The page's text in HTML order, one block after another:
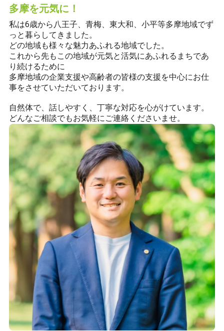
多摩を元気に！
私は6歳から八王子、青梅、東大和、小平等多摩地域でず
っと暮らしてきました。
どの地域も様々な魅力あふれる地域でした。
これから先もこの地域が元気と活気にあふれるまちであ
り続けるために
多摩地域の企業支援や高齢者の皆様の支援を中心にお仕
事をさせていただいております。
自然体で、話しやすく、丁寧な対応を心がけています。
どんなご相談でもお気軽にご連絡くださいませ。
遺言書作成サポート
後見手続きサポート
プライバシーポリシー
CONTACT
お問合せ
ご質問やご相談がございましたら、お気軽にお問合せく
ださい。
専門スタッフが丁寧に対応いたします。
042-452-5423
9時～18時（土日祝日は定休日）